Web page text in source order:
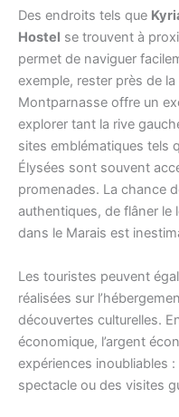
Des endroits tels que
Hostel se trouvent à
permet de naviguer
exemple, rester près de
Montparnasse offre un
explorer tant la rive
sites emblématiques tels
Élysées sont souvent
promenades. La chance
authentiques, de flâner le
dans le Marais est
Les touristes peuvent
réalisées sur
découvertes culturelles.
économique, l’argent
expériences inoubliables
spectacle ou des visites